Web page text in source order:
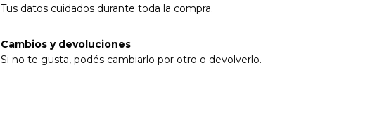
Tus datos cuidados durante toda la compra.
Cambios y devoluciones
Si no te gusta, podés cambiarlo por otro o devolverlo.